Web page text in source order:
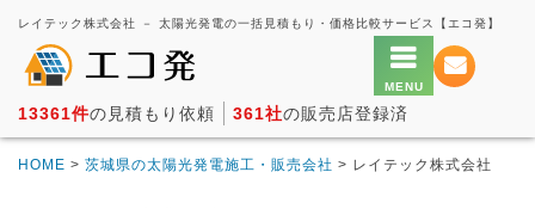
レイテック株式会社 － 太陽光発電の一括見積もり・価格比較サービス【エコ発】
13361件の見積もり依頼 361社の販売店登録済
HOME > 茨城県の太陽光発電施工・販売会社 > レイテック株式会社